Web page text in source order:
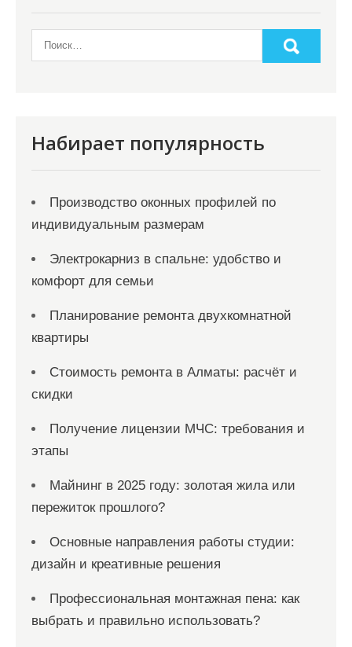
м
Набирает популярность
Производство оконных профилей по
индивидуальным размерам
Электрокарниз в спальне: удобство и
комфорт для семьи
Планирование ремонта двухкомнатной
квартиры
Стоимость ремонта в Алматы: расчёт и
скидки
Получение лицензии МЧС: требования и
этапы
Майнинг в 2025 году: золотая жила или
пережиток прошлого?
Основные направления работы студии:
дизайн и креативные решения
Профессиональная монтажная пена: как
выбрать и правильно использовать?